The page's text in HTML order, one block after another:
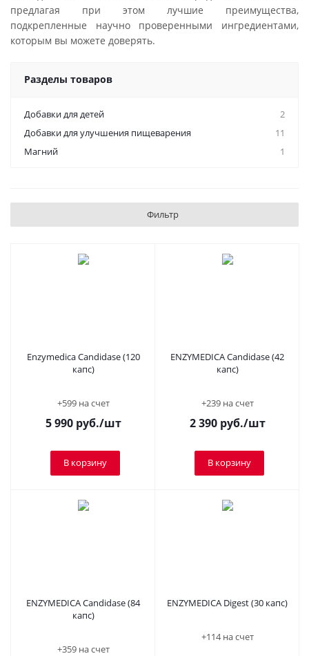
предлагая при этом лучшие преимущества,
подкрепленные научно проверенными ингредиентами,
которым вы можете доверять.
Разделы товаров
Добавки для детей
2
Добавки для улучшения пищеварения
11
Магний
1
Фильтр
Enzymedica Candidase (120
капс)
+599 на счет
5 990руб./шт
В корзину
ENZYMEDICA Candidase (42
капс)
+239 на счет
2 390руб./шт
В корзину
ENZYMEDICA Candidase (84
капс)
+359 на счет
ENZYMEDICA Digest (30 капс)
+114 на счет